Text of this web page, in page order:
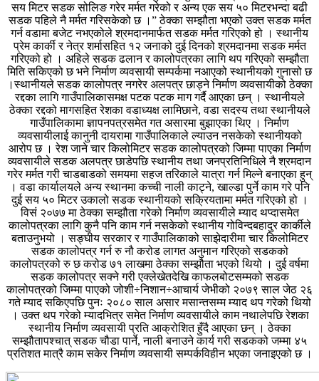
सय मिटर सडक सोलिङ गरेर मर्मत गरेको र अन्य एक सय ५० मिटरभन्दा बढी
सडक पहिले नै मर्मत गरिसकेको छ ।” ठेक्का सम्झौता भएको उक्त सडक मर्मत
गर्न वडामा बजेट नभएकोले श्रमदानमार्फत सडक मर्मत गरिएको हो । स्थानीय
प्रेम कार्की र नेत्र शर्मासहित १२ जनाको दुई दिनको श्रमदानमा सडक मर्मत
गरिएको हो । अहिले सडक ढलान र कालोपत्रका लागि थप गरिएको सम्झौता
मिति सकिएको छ भने निर्माण व्यवसायी सम्पर्कमा नआएको स्थानीयको गुनासो छ
।स्थानीयले सडक कालोपत्र नगरेर अलपत्र छाड्ने निर्माण व्यवसायीको ठेक्का
रद्दका लागि गाउँपालिकासमक्ष पटक पटक माग गर्दै आएका छन् । स्थानीयले
ठेक्का रद्दको मागसहित रेशका वडाध्यक्ष लामिछाने, वडा सदस्य तथा स्थानीयले
गाउँपालिकामा ज्ञापनपत्रसमेत गत असारमा बुझाएका थिए । निर्माण
व्यवसायीलाई कानुनी दायरामा गाउँपालिकाले ल्याउन नसकेको स्थानीयको
आरोप छ । रेश जाने चार किलोमिटर सडक कालोपत्रको जिम्मा पाएका निर्माण
व्यवसायीले सडक अलपत्र छाडेपछि स्थानीय तथा जनप्रतिनिधिले नै श्रमदान
गरेर मर्मत गरी चाडबाडको समयमा सहज तरिकाले यात्रा गर्न मिल्ने बनाएका हुन्
। वडा कार्यालयले अन्य स्थानमा कच्ची नाली काट्ने, खाल्डा पुर्ने काम गरे पनि
दुई सय ५० मिटर उकालो सडक स्थानीयको सक्रियतामा मर्मत गरिएको हो ।
विसं २०७७ मा ठेक्का सम्झौता गरेको निर्माण व्यवसायीले म्याद थप्दासमेत
कालोपत्रका लागि कुनै पनि काम गर्न नसकेको स्थानीय गोविन्दबहादुर कार्कीले
बताउनुभयो । सङ्घीय सरकार र गाउँपालिकाको साझेदारीमा चार किलोमिटर
सडक कालोपत्र गर्न रु नौ करोड लागत अनुमान गरिएको सडकको
कालोपत्रको रु छ करोड ७१ लाखमा ठेक्का सम्झौता भएको थियो । दुई वर्षमा
सडक कालोपत्र सक्ने गरी एक्लेखेतदेखि काफलबोटसम्मको सडक
कालोपत्रको जिम्मा पाएको जोशी÷निशान÷आचार्य जेभीको २०७९ साल जेठ २६
गते म्याद सकिएपछि पुनः २०८० साल असार मसान्तसम्म म्याद थप गरेको थियो
। उक्त थप गरेको म्यादभित्र समेत निर्माण व्यवसायीले काम नथालेपछि रेशका
स्थानीय निर्माण व्यवसायी प्रति आक्रोशित हुँदै आएका छन् । ठेक्का
सम्झौतापश्चात् सडक चौडा पार्ने, नाली बनाउने कार्य गरी सडकको जम्मा ४५
प्रतिशत मात्रै काम सकेर निर्माण व्यवसायी सम्पर्कविहीन भएका जनाइएको छ ।